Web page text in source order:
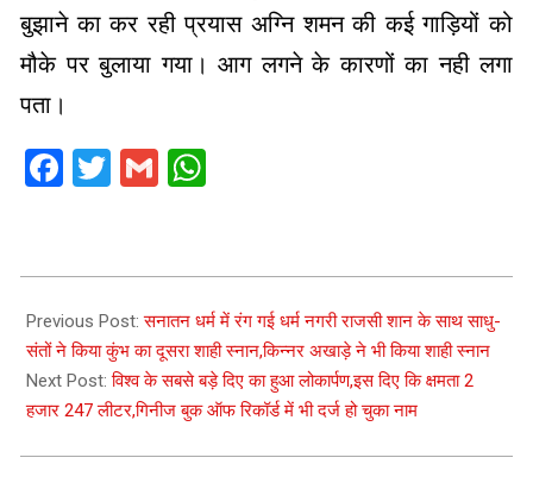
बुझाने का कर रही प्रयास अग्नि शमन की कई गाड़ियों को
मौके पर बुलाया गया। आग लगने के कारणों का नही लगा
पता।
Facebook
Twitter
Gmail
04-
12
Previous Post:सनातन धर्म में रंग गई धर्म नगरी राजसी शान के साथ साधु-
संतों ने किया कुंभ का दूसरा शाही स्नान,किन्नर अखाड़े ने भी किया शाही स्नान
Next Post:विश्व के सबसे बड़े दिए का हुआ लोकार्पण,इस दिए कि क्षमता 2
हजार 247 लीटर,गिनीज बुक ऑफ रिकॉर्ड में भी दर्ज हो चुका नाम